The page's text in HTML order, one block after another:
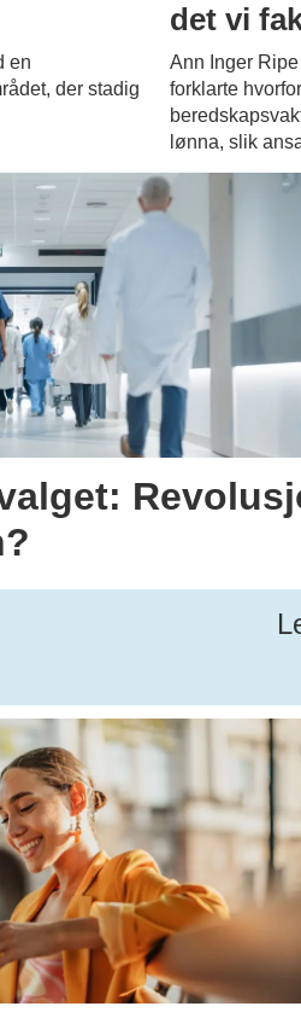
en
der stadig
det vi
Ann Inger
forklarte
lønna, slik